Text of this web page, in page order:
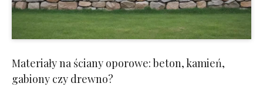
Materiały na ściany oporowe: beton, kamień,
gabiony czy drewno?